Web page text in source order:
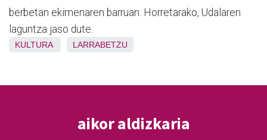
berbetan ekimenaren barruan. Horretarako, Udalaren
laguntza jaso dute.
KULTURA LARRABETZU
aikor aldizkaria